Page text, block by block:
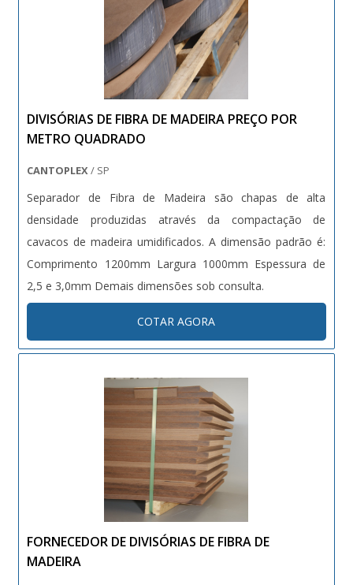
DIVISÓRIAS DE FIBRA DE MADEIRA PREÇO POR
METRO QUADRADO
CANTOPLEX/ SP
Separador de Fibra de Madeira são chapas de alta
densidade produzidas através da compactação de
cavacos de madeira umidificados. A dimensão padrão é:
Comprimento 1200mm Largura 1000mm Espessura de
2,5 e 3,0mm Demais dimensões sob consulta.
COTAR AGORA
FORNECEDOR DE DIVISÓRIAS DE FIBRA DE
MADEIRA